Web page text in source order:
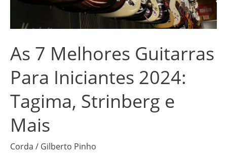
As 7 Melhores Guitarras
Para Iniciantes 2024:
Tagima, Strinberg e
Mais
Corda / Gilberto Pinho
2024:
Strinberg
e
Mais